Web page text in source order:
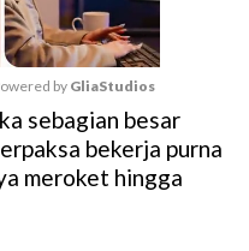
M
u
t
by GliaStudios
sebagian besar
bekerja purna
meroket hingga